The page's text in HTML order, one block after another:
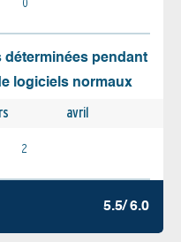
déterminées pendant
logiciels normaux
avril
2
5.5/ 6.0